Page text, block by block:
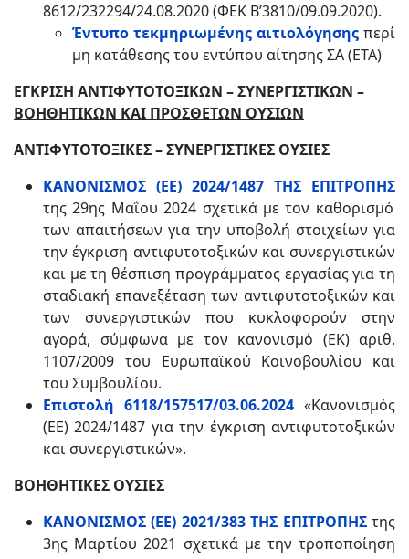
8612/232294/24.08.2020 (ΦΕΚ Β’3810/09.09.2020).
Έντυπο τεκμηριωμένης αιτιολόγησης περί
μη κατάθεσης του εντύπου αίτησης ΣΑ (ΕΤΑ)
ΕΓΚΡΙΣΗ ΑΝΤΙΦΥΤΟΤΟΞΙΚΩΝ – ΣΥΝΕΡΓΙΣΤΙΚΩΝ –
ΒΟΗΘΗΤΙΚΩΝ ΚΑΙ ΠΡΟΣΘΕΤΩΝ ΟΥΣΙΩΝ
ΑΝΤΙΦΥΤΟΤΟΞΙΚΕΣ – ΣΥΝΕΡΓΙΣΤΙΚΕΣ ΟΥΣΙΕΣ
ΚΑΝΟΝΙΣΜΟΣ (ΕΕ) 2024/1487 ΤΗΣ ΕΠΙΤΡΟΠΗΣ
της 29ης Μαΐου 2024 σχετικά με τον καθορισμό
των απαιτήσεων για την υποβολή στοιχείων για
την έγκριση αντιφυτοτοξικών και συνεργιστικών
και με τη θέσπιση προγράμματος εργασίας για τη
σταδιακή επανεξέταση των αντιφυτοτοξικών και
των συνεργιστικών που κυκλοφορούν στην
αγορά, σύμφωνα με τον κανονισμό (ΕΚ) αριθ.
1107/2009 του Ευρωπαϊκού Κοινοβουλίου και
του Συμβουλίου.
Επιστολή 6118/157517/03.06.2024 «Κανονισμός
(ΕΕ) 2024/1487 για την έγκριση αντιφυτοτοξικών
και συνεργιστικών».
ΒΟΗΘΗΤΙΚΕΣ ΟΥΣΙΕΣ
ΚΑΝΟΝΙΣΜΟΣ (ΕΕ) 2021/383 ΤΗΣ ΕΠΙΤΡΟΠΗΣτης
3ης Μαρτίου 2021 σχετικά με την τροποποίηση